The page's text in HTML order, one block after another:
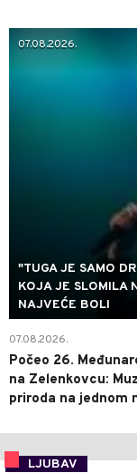
07.08.2026.
"TUGA JE SAMO
KOJA JE SLOMILA
NAJVEĆE BOLI
07.08.2026.
Počeo 26.
na Zelenkovcu:
priroda na jednom
LJUBAV